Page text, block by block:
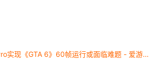
PS5 Pro实现《GTA 6》60帧运行或面临难题 - 爱游戏app体育